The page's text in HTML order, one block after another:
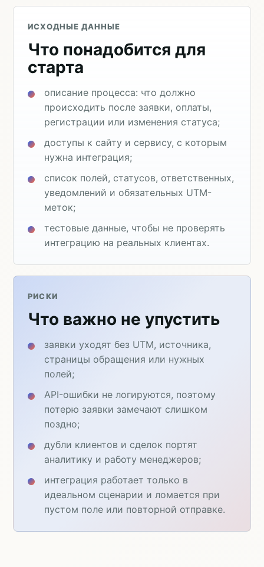
ИСХОДНЫЕ ДАННЫЕ
Что понадобится для
старта
описание процесса: что должно
происходить после заявки, оплаты,
регистрации или изменения статуса;
доступы к сайту и сервису, с которым
нужна интеграция;
список полей, статусов, ответственных,
уведомлений и обязательных UTM-
меток;
тестовые данные, чтобы не проверять
интеграцию на реальных клиентах.
РИСКИ
Что важно не упустить
заявки уходят без UTM, источника,
страницы обращения или нужных
полей;
API-ошибки не логируются, поэтому
потерю заявки замечают слишком
поздно;
дубли клиентов и сделок портят
аналитику и работу менеджеров;
интеграция работает только в
идеальном сценарии и ломается при
пустом поле или повторной отправке.